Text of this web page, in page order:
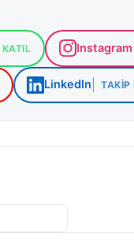
KATIL Instagram
LinkedIn TAKIP